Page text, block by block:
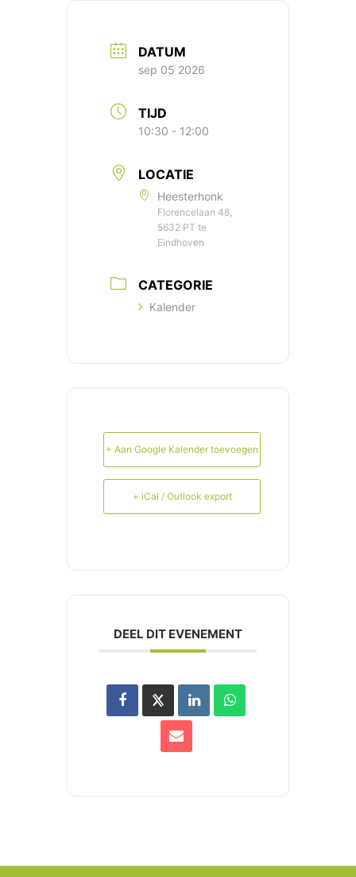
DATUM
sep 05 2026
TIJD
10:30 - 12:00
LOCATIE
Heesterhonk
Florencelaan 48,
5632 PT te
Eindhoven
CATEGORIE
Kalender
+ Aan Google Kalender toevoegen
+ iCal / Outlook export
DEEL DIT EVENEMENT